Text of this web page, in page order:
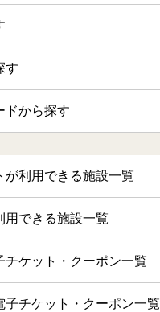
す
ドから探す
が利用できる施設一覧
用できる施設一覧
チケット・クーポン一覧
子チケット・クーポン一覧